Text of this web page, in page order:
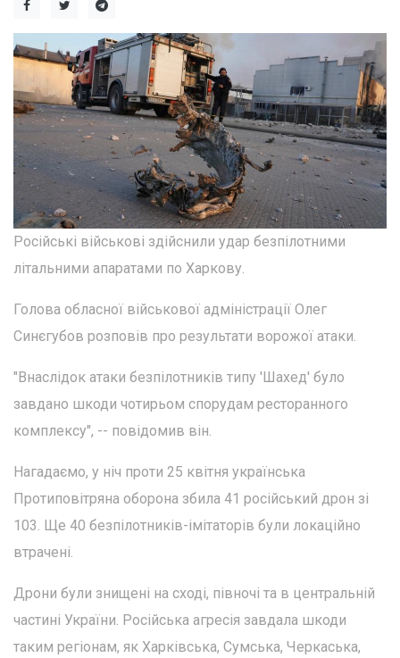
Російські військові здійснили удар безпілотними
літальними апаратами по Харкову.
Голова обласної військової адміністрації Олег
Синєгубов розповів про результати ворожої атаки.
"Внаслідок атаки безпілотників типу 'Шахед' було
завдано шкоди чотирьом спорудам ресторанного
комплексу", -- повідомив він.
Нагадаємо, у ніч проти 25 квітня українська
Протиповітряна оборона збила 41 російський дрон зі
103. Ще 40 безпілотників-імітаторів були локаційно
втрачені.
Дрони були знищені на сході, півночі та в центральній
частині України. Російська агресія завдала шкоди
таким регіонам, як Харківська, Сумська, Черкаська,